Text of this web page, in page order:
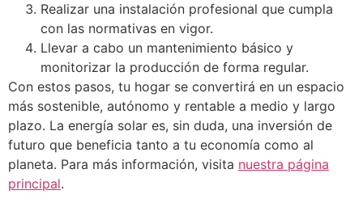
Realizar una instalación profesional que cumpla
con las normativas en vigor.
Llevar a cabo un mantenimiento básico y
monitorizar la producción de forma regular.
Con estos pasos, tu hogar se convertirá en un espacio
más sostenible, autónomo y rentable a medio y largo
plazo. La energía solar es, sin duda, una inversión de
futuro que beneficia tanto a tu economía como al
planeta. Para más información, visita nuestra página
principal.